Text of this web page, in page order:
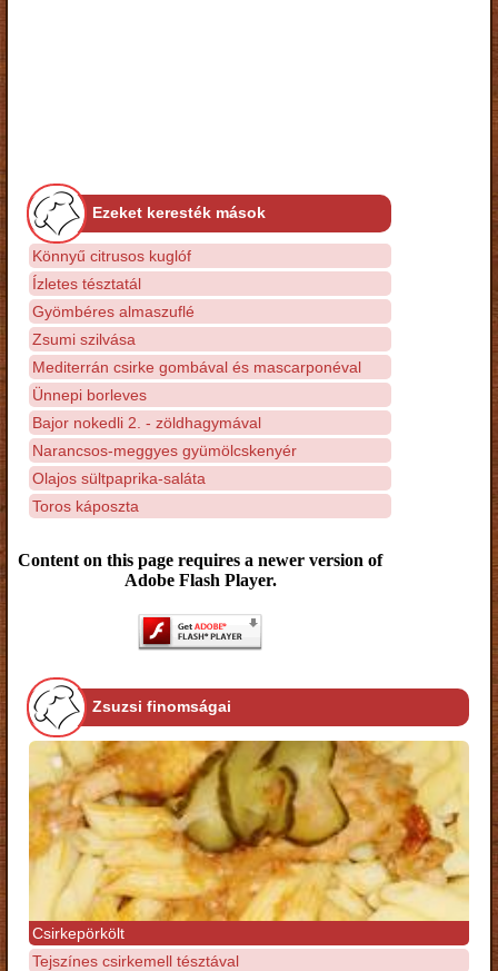
Ezeket keresték mások
Könnyű citrusos kuglóf
Ízletes tésztatál
Gyömbéres almaszuflé
Zsumi szilvása
Mediterrán csirke gombával és mascarponéval
Ünnepi borleves
Bajor nokedli 2. - zöldhagymával
Narancsos-meggyes gyümölcskenyér
Olajos sültpaprika-saláta
Toros káposzta
Content on this page requires a newer version of
Adobe Flash Player.
Zsuzsi finomságai
Csirkepörkölt
Tejszínes csirkemell tésztával